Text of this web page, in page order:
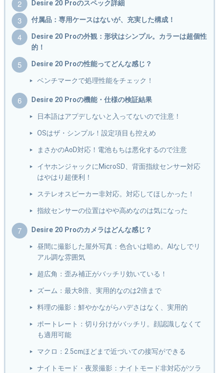
Desire 20 Proのスペック詳細
付属品：専用ケースはないが、充実した構成！
Desire 20 Proの外観：形状はシンプル。カラーは超個性
的！
Desire 20 Proの性能ってどんな感じ？
ベンチマークで処理性能をチェック！
Desire 20 Proの機能・仕様の検証結果
日本語はアプデしないと入ってないので注意！
OSはザ・シンプル！設定項目も控えめ
まさかのAoD対応！電池もちは悪化するので注意
イヤホンジャックにMicroSD、背面指紋センサー対応
はやはり超便利！
ステレオスピーカー非対応。対応してほしかった！
指紋センサーの位置はやや高めなのは気になった
Desire 20 Proのカメラはどんな感じ？
昼間に撮影した屋外写真：色合いは暗め。AIなしでリ
アル調な雰囲気
超広角：歪み補正がバッチリ効いている！
ズーム：最大8倍、実用的なのは2倍まで
料理の撮影：鮮やかながらハデさはなく、実用的
ポートレート：切り分けがバッチリ。顔認識しなくて
も適用可能
マクロ：2.5cmほどまで近づいての接写ができる
ナイトモード・夜景撮影：ナイトモード非対応がツラ